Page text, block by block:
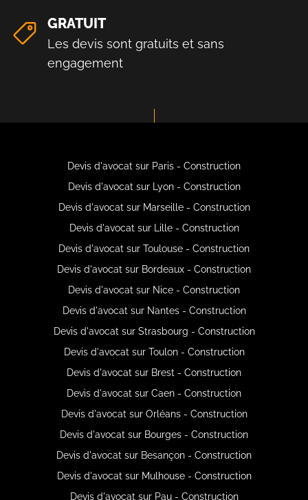
GRATUIT
Les devis sont gratuits et sans
engagement
Devis d'avocat sur Paris - Construction
Devis d'avocat sur Lyon - Construction
Devis d'avocat sur Marseille - Construction
Devis d'avocat sur Lille - Construction
Devis d'avocat sur Toulouse - Construction
Devis d'avocat sur Bordeaux - Construction
Devis d'avocat sur Nice - Construction
Devis d'avocat sur Nantes - Construction
Devis d'avocat sur Strasbourg - Construction
Devis d'avocat sur Toulon - Construction
Devis d'avocat sur Brest - Construction
Devis d'avocat sur Caen - Construction
Devis d'avocat sur Orléans - Construction
Devis d'avocat sur Bourges - Construction
Devis d'avocat sur Besançon - Construction
Devis d'avocat sur Mulhouse - Construction
Devis d'avocat sur Pau - Construction